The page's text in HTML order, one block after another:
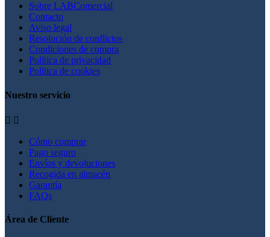
Sobre LABComercial
Contacto
Aviso legal
Resolución de conflictos
Condiciones de compra
Política de privacidad
Política de cookies
Nuestro servicio
 
Cómo comprar
Pago seguro
Envíos y devoluciones
Recogida en almacén
Garantía
FAQs
Área de Cliente